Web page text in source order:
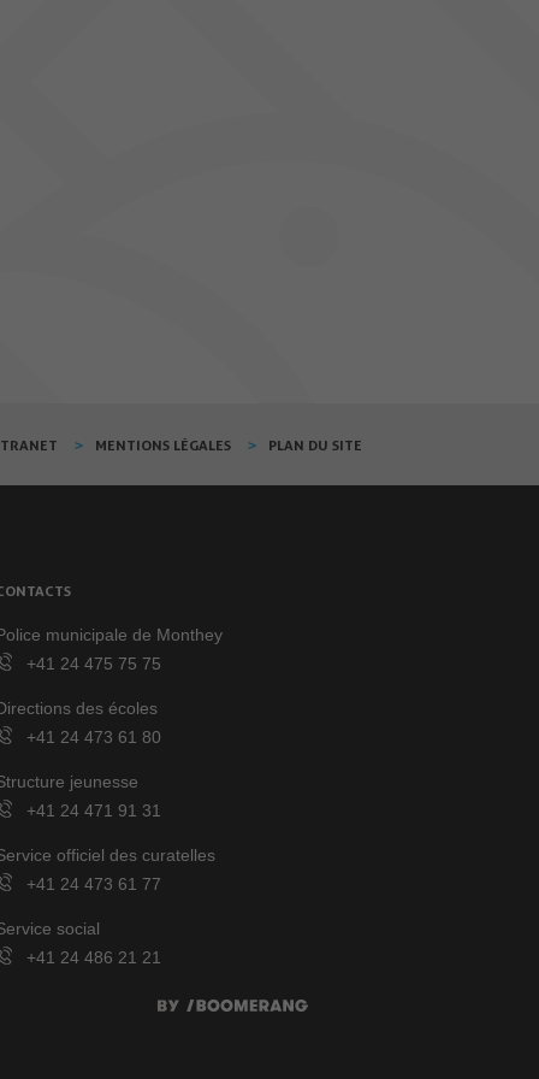
MENTIONS LÉGALES PLAN DU SITE
municipale de Monthey
+41 24 475 75 75
des écoles
+41 24 473 61 80
jeunesse
+41 24 471 91 31
officiel des curatelles
+41 24 473 61 77
social
+41 24 486 21 21